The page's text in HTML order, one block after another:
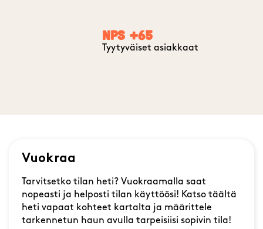
NPS +65
Tyytyväiset asiakkaat
Vuokraa
Tarvitsetko tilan heti? Vuokraamalla saat
nopeasti ja helposti tilan käyttöösi! Katso täältä
heti vapaat kohteet kartalta ja määrittele
tarkennetun haun avulla tarpeisiisi sopivin tila!